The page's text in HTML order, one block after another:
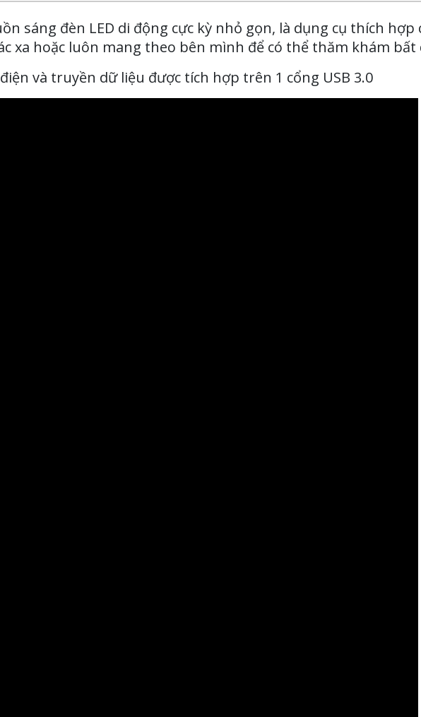
sáng đèn LED di động cực kỳ nhỏ gọn, là dụng cụ thích hợp
xa hoặc luôn mang theo bên mình để có thể thăm khám bất
và truyền dữ liệu được tích hợp trên 1 cổng USB 3.0